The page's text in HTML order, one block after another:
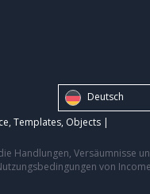
Deutsch
, Templates, Objects |
Handlungen, Versäumnisse
von